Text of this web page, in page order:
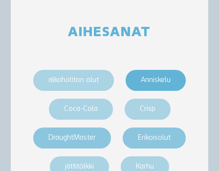
AIHESANAT
alkoholiton olut Anniskelu
Coca-Cola Crisp
DraughtMaster Erikoisolut
jättitölkki Karhu